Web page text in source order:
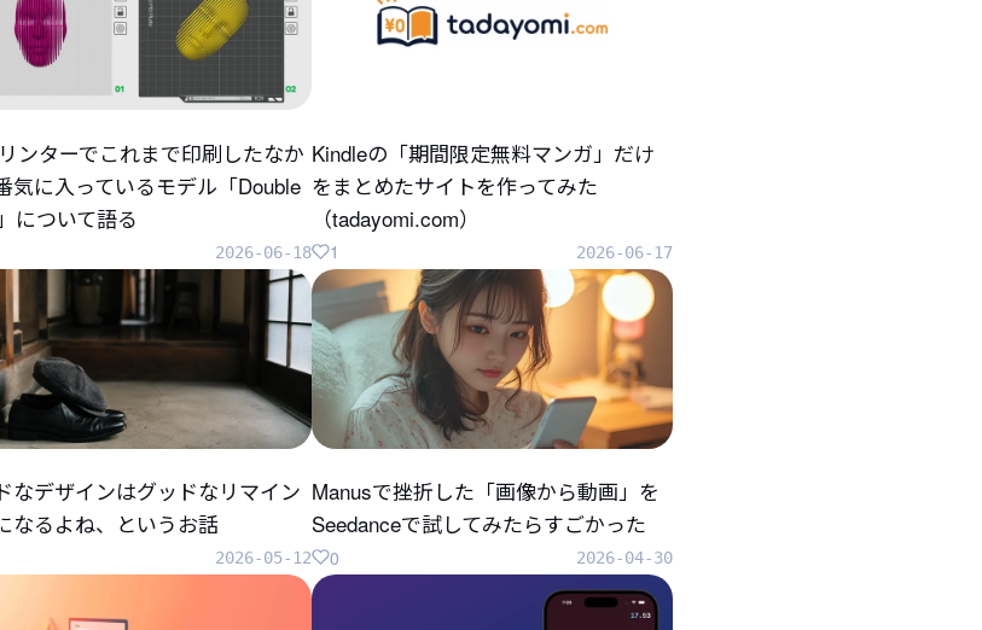
ンターでこれまで印刷したなか
気に入っているモデル「Double
について語る
2026-06-18
Kindleの「期間限定無料マンガ」だけ
をまとめたサイトを作ってみた
（tadayomi.com）
2026-06-17
1
なデザインはグッドなリマイン
なるよね、というお話
2026-05-12
Manusで挫折した「画像から動画」を
Seedanceで試してみたらすごかった
2026-04-30
0